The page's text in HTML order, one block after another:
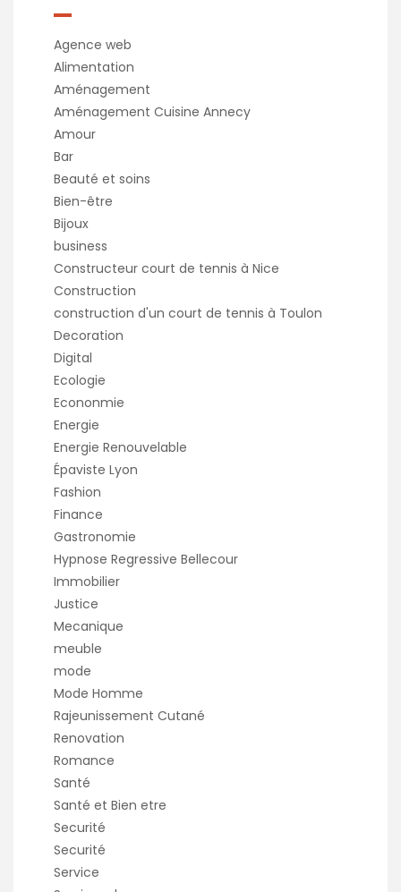
Agence web
Alimentation
Aménagement
Aménagement Cuisine Annecy
Amour
Bar
Beauté et soins
Bien-être
Bijoux
business
Constructeur court de tennis à Nice
Construction
construction d'un court de tennis à Toulon
Decoration
Digital
Ecologie
Econonmie
Energie
Energie Renouvelable
Épaviste Lyon
Fashion
Finance
Gastronomie
Hypnose Regressive Bellecour
Immobilier
Justice
Mecanique
meuble
mode
Mode Homme
Rajeunissement Cutané
Renovation
Romance
Santé
Santé et Bien etre
Securité
Securité
Service